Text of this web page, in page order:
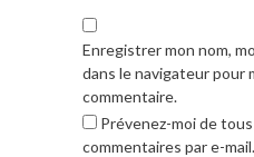
Enregistrer mon nom,
dans le navigateur pour
commentaire.
Prévenez-moi de
commentaires par e-mail.